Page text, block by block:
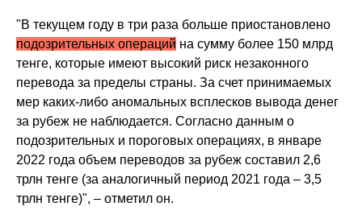
"В текущем году в три раза больше приостановлено
подозрительных операций на сумму более 150 млрд
тенге, которые имеют высокий риск незаконного
перевода за пределы страны. За счет принимаемых
мер каких-либо аномальных всплесков вывода денег
за рубеж не наблюдается. Согласно данным о
подозрительных и пороговых операциях, в январе
2022 года объем переводов за рубеж составил 2,6
трлн тенге (за аналогичный период 2021 года – 3,5
трлн тенге)", – отметил он.